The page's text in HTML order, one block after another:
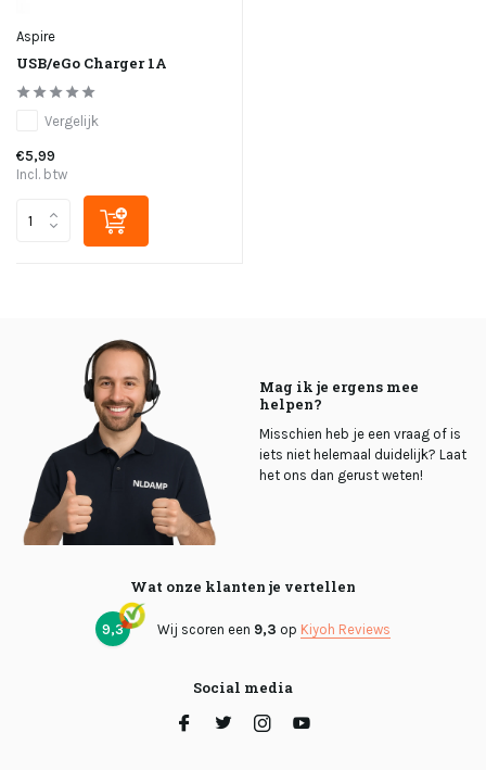
Aspire
USB/eGo Charger 1A
Vergelijk
€5,99
Incl. btw
Mag ik je ergens mee
helpen?
Misschien heb je een vraag of is
iets niet helemaal duidelijk? Laat
het ons dan gerust weten!
Wat onze klanten je vertellen
9,3 Wij scoren een 9,3 op Kiyoh Reviews
Social media